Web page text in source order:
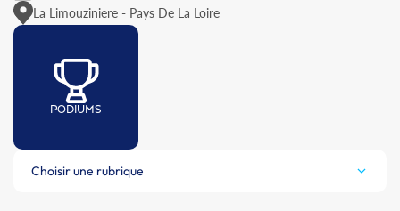
La Limouziniere - Pays De La Loire
PODIUMS
Choisir une rubrique